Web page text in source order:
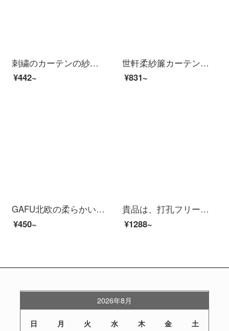
刺繍のカーテンの紗のカーテンのベランダの白い客間の寝室は既製品を注文して簡単に近代的な仕切りの装飾の白い紗の窓の紗の翻り窓の白い4本の爪の金の幅の2メートル*2.5メートルの1切れを注文します。
¥442~
世軒柔紗簾カーテン上下遮光昇降トイレ北欧浴室家庭防水ブラインド月花-2
¥831~
GAFU北欧の柔らかい霧面灰色の窓紗のカーテンをカスタマイズしました。現代簡単で、光の透過がよくない人の白い紗のリビングバルコニーの窓から窓を遮るカーテン灰の白い窓をカスタマイズしました。GF 2050-02月光灰毎メートルの価格（韓国式フック加工を含む）
¥450~
貴品は、打孔フリーの柔らかい紗カーテンのカーテンを厚くして二重の遮光カーテンを付けます。リビングルームの窓からの断熱材の日よけ窓の遮光カーテンを柔らかくします。半遮光流雲ホワイトGPR 1001 Bは1平方メートルの単価です。1平方メートル未満は1平方メートルで...
¥1288~
2026年8月
日 月 火 水 木 金 土